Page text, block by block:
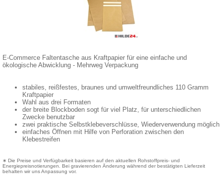
E-Commerce Faltentasche aus Kraftpapier für eine einfache und
ökologische Abwicklung - Mehrweg Verpackung
stabiles, reißfestes, braunes und umweltfreundliches 110 Gramm
Kraftpapier
Wahl aus drei Formaten
der breite Blockboden sogt für viel Platz, für unterschiedlichen
Zwecke benutzbar
zwei praktische Selbstklebeverschlüsse, Wiederverwendung möglich
einfaches Öffnen mit Hilfe von Perforation zwischen den
Klebestreifen
∗ Die Preise und Verfügbarkeit basieren auf den aktuellen Rohstoffpreis- und
Energiepreisnotierungen. Bei gravierenden Änderung während der bestätigten Lieferzeit
behalten wir uns Anpassung vor.